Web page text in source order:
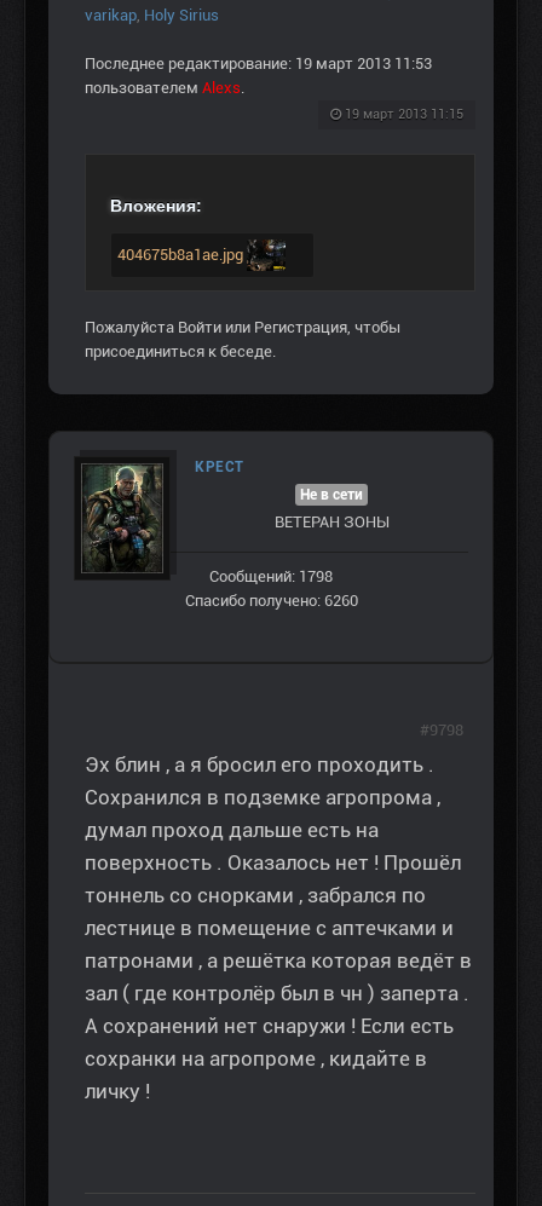
varikap, Holy Sirius
Последнее редактирование: 19 март 2013 11:53
пользователем Alexs.
19 март 2013 11:15
Вложения:
404675b8a1ae.jpg
Пожалуйста Войти или Регистрация , чтобы
присоединиться к беседе.
КРЕСТ
Не в сети
ВЕТЕРАН ЗOНЫ
Сообщений: 1798
Спасибо получено: 6260
Эх блин , а я бросил его проходить .
Сохранился в подземке агропрома ,
думал проход дальше есть на
поверхность . Оказалось нет ! Прошёл
тоннель со снорками , забрался по
лестнице в помещение с аптечками и
патронами , а решётка которая ведёт в
зал ( где контролёр был в чн ) заперта .
А сохранений нет снаружи ! Если есть
сохранки на агропроме , кидайте в
личку !
#9798